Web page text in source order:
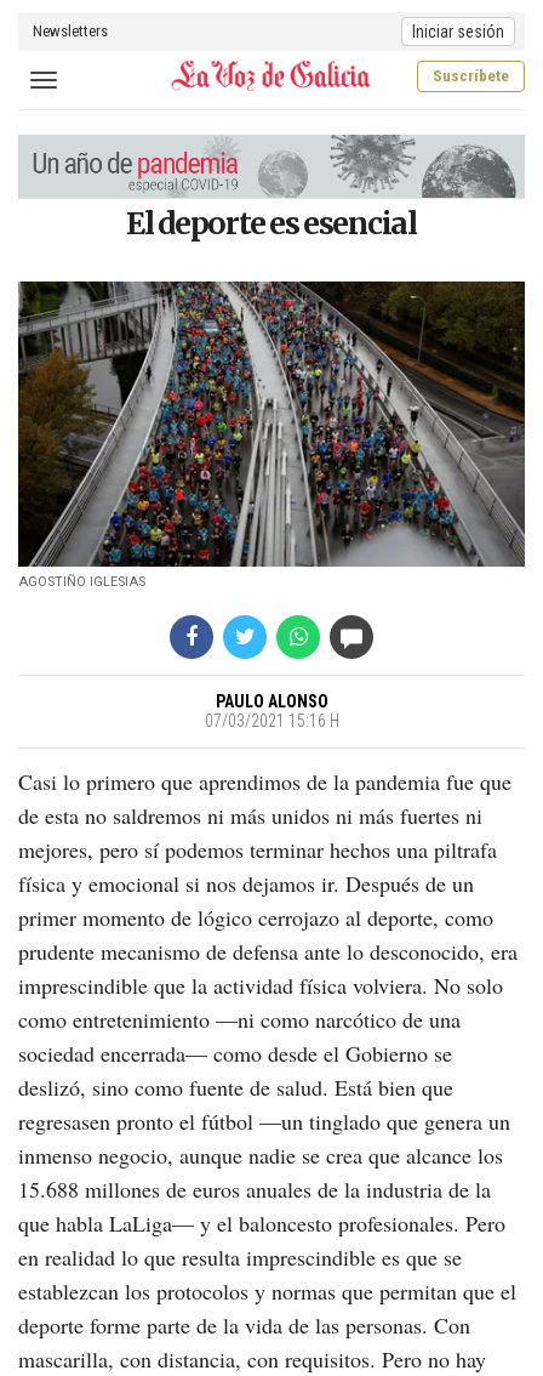
Newsletters Iniciar sesión
Toggle navigation Suscríbete
El deporte es esencial
AGOSTIÑO IGLESIAS
PAULO ALONSO
07/03/2021 15:16 H
Casi lo primero que aprendimos de la pandemia fue que
de esta no saldremos ni más unidos ni más fuertes ni
mejores, pero sí podemos terminar hechos una piltrafa
física y emocional si nos dejamos ir. Después de un
primer momento de lógico cerrojazo al deporte, como
prudente mecanismo de defensa ante lo desconocido, era
imprescindible que la actividad física volviera. No solo
como entretenimiento —ni como narcótico de una
sociedad encerrada— como desde el Gobierno se
deslizó, sino como fuente de salud. Está bien que
regresasen pronto el fútbol —un tinglado que genera un
inmenso negocio, aunque nadie se crea que alcance los
15.688 millones de euros anuales de la industria de la
que habla LaLiga— y el baloncesto profesionales. Pero
en realidad lo que resulta imprescindible es que se
establezcan los protocolos y normas que permitan que el
deporte forme parte de la vida de las personas. Con
mascarilla, con distancia, con requisitos. Pero no hay